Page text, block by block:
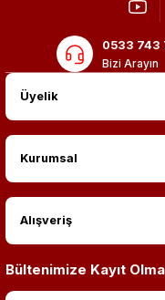
0533 743
Bizi Arayın
Üyelik
Kurumsal
Alışveriş
Bültenimize Kayıt